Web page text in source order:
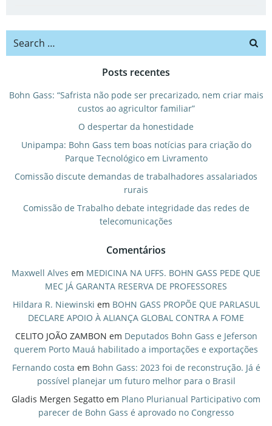
Search
Posts recentes
Bohn Gass: “Safrista não pode ser precarizado, nem criar mais
custos ao agricultor familiar”
O despertar da honestidade
Unipampa: Bohn Gass tem boas notícias para criação do
Parque Tecnológico em Livramento
Comissão discute demandas de trabalhadores assalariados
rurais
Comissão de Trabalho debate integridade das redes de
telecomunicações
Comentários
Maxwell Alves em MEDICINA NA UFFS. BOHN GASS PEDE QUE
MEC JÁ GARANTA RESERVA DE PROFESSORES
Hildara R. Niewinski em BOHN GASS PROPÕE QUE PARLASUL
DECLARE APOIO À ALIANÇA GLOBAL CONTRA A FOME
CELITO JOÃO ZAMBON em Deputados Bohn Gass e Jeferson
querem Porto Mauá habilitado a importações e exportações
Fernando costa em Bohn Gass: 2023 foi de reconstrução. Já é
possível planejar um futuro melhor para o Brasil
Gladis Mergen Segatto em Plano Plurianual Participativo com
parecer de Bohn Gass é aprovado no Congresso